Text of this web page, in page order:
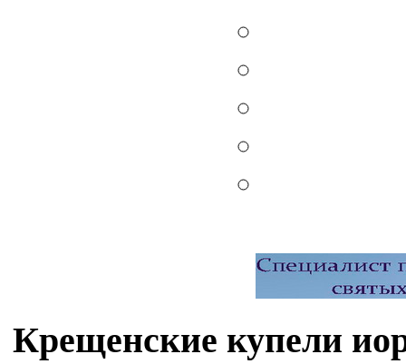
Крещенские купели